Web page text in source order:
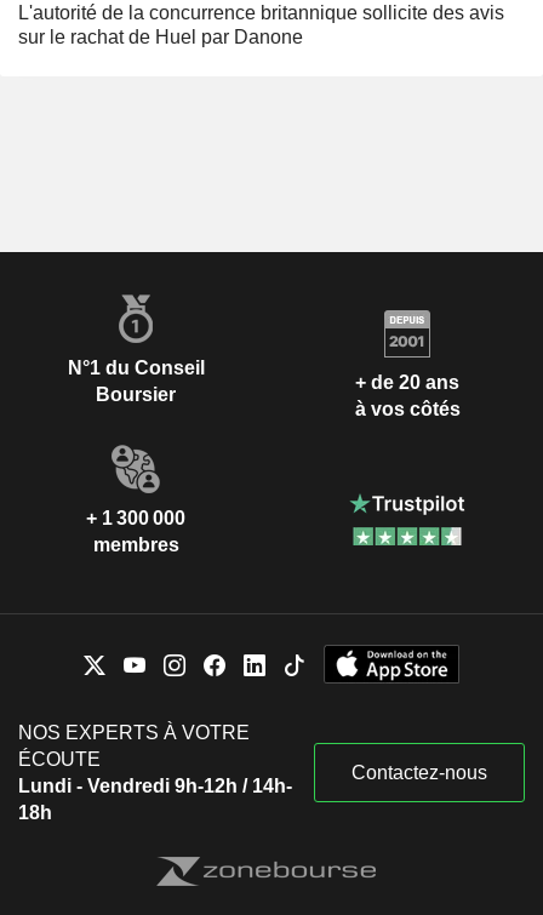
L'autorité de la concurrence britannique sollicite des avis
sur le rachat de Huel par Danone
N°1 du Conseil
Boursier
+ de 20 ans
à vos côtés
+ 1 300 000
membres
NOS EXPERTS À VOTRE
ÉCOUTE
Lundi - Vendredi 9h-12h / 14h-
18h
Contactez-nous